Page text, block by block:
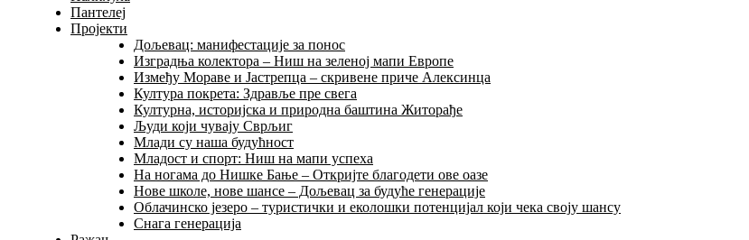
Пантелеј
Пројекти
Дољевац: манифестације за понос
Изградња колектора – Ниш на зеленој мапи Европе
Између Мораве и Јастрепца – скривене приче Алексинца
Култура покрета: Здравље пре свега
Културна, историјска и природна баштина Житорађе
Људи који чувају Сврљиг
Млади су наша будућност
Младост и спорт: Ниш на мапи успеха
На ногама до Нишке Бање – Откријте благодети ове оазе
Нове школе, нове шансе – Дољевац за будуће генерације
Облачинско језеро – туристички и еколошки потенцијал који чека своју шансу
Снага генерација